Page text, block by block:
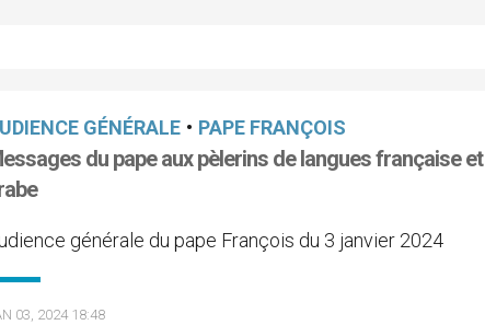
GÉNÉRALE • PAPE FRANÇOIS
du pape aux pèlerins de langues française et
générale du pape François du 3 janvier 2024
03, 2024 18:48